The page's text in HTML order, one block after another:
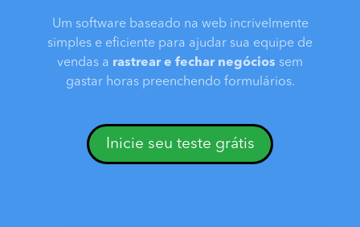
Um software baseado na web incrivelmente
simples e eficiente para ajudar sua equipe de
vendas a rastrear e fechar negócios sem
gastar horas preenchendo formulários.
Inicie seu teste grátis